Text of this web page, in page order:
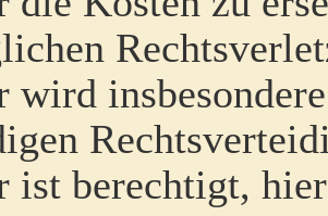
wird
ist berechtigt,